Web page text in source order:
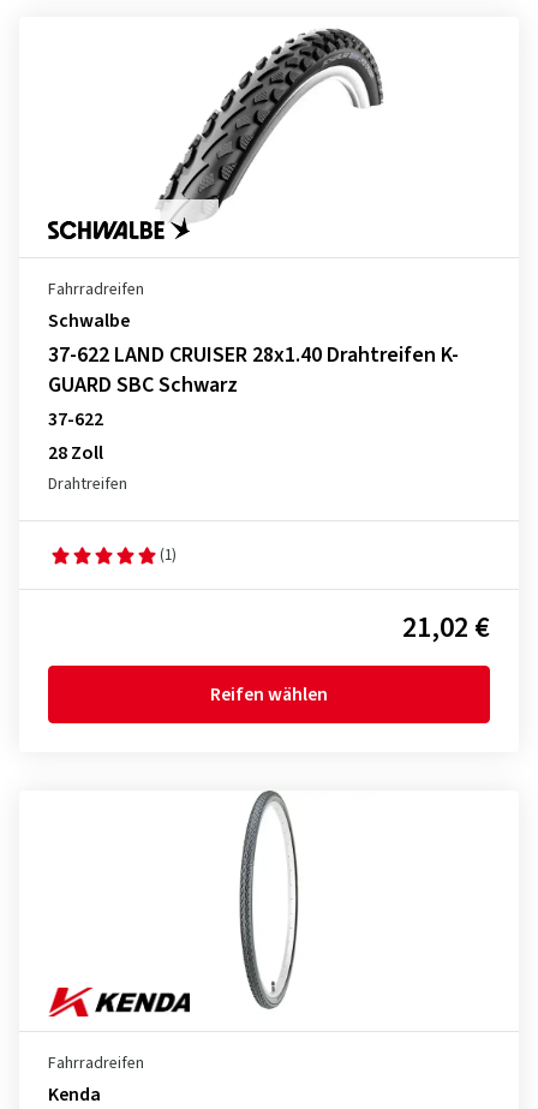
Fahrradreifen
Schwalbe
37-622 LAND CRUISER 28x1.40 Drahtreifen K-
GUARD SBC Schwarz
37-622
28 Zoll
Drahtreifen
(1)
21,02 €
Reifen wählen
Fahrradreifen
Kenda